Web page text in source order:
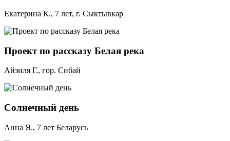
Екатерина К., 7 лет, г. Сыктывкар
Проект по рассказу Белая река
Айзиля Г., гор. Сибай
Солнечный день
Анна Я., 7 лет Беларусь